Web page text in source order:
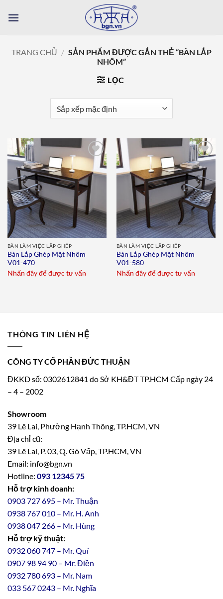
qua
TRANG CHỦ / SẢN PHẨM ĐƯỢC GẮN THẺ “BÀN LẮP
NHÔM”
LỌC
Add to
wishlist
BÀN LÀM VIỆC LẮP GHÉP
Bàn Lắp Ghép Mặt Nhôm
V01-470
Nhấn đây để được tư vấn
Add to
wishlist
BÀN LÀM VIỆC LẮP GHÉP
Bàn Lắp Ghép Mặt Nhôm
V01-580
Nhấn đây để được tư vấn
THÔNG TIN LIÊN HỆ
CÔNG TY CỔ PHẦN ĐỨC THUẬN
ĐKKD số: 0302612841 do Sở KH&ĐT TP.HCM Cấp ngày 24
– 4 – 2002
Showroom
39 Lê Lai, Phường Hạnh Thông, TP.HCM, VN
Địa chỉ cũ:
39 Lê Lai, P. 03, Q. Gò Vấp, TP.HCM, VN
Email: info@bgn.vn
Hotline: 093 12345 75
Hỗ trợ kinh doanh:
0903 727 695 – Mr. Thuận
0938 767 010 – Mr. H. Anh
0938 047 266 – Mr. Hùng
Hỗ trợ kỹ thuật:
0932 060 747 – Mr. Quí
0907 98 94 90 – Mr. Điền
0932780693 – Mr. Nam
033 567 0243 – Mr. Nghĩa